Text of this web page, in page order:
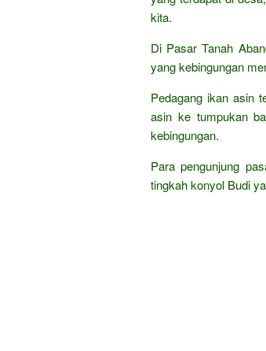
kita.
Di Pasar Tanah
yang kebingungan
Pedagang ikan asin
asin ke tumpukan
kebingungan.
Para pengunjung
tingkah konyol Budi